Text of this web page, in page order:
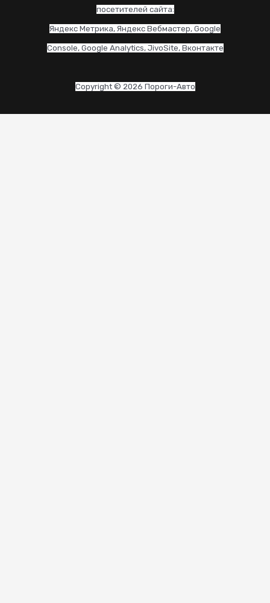
посетителей сайта:
Яндекс Метрика, Яндекс Вебмастер, Google
Console, Google Analytics, JivoSite, Вконтакте
Copyright © 2026 Пороги-Авто